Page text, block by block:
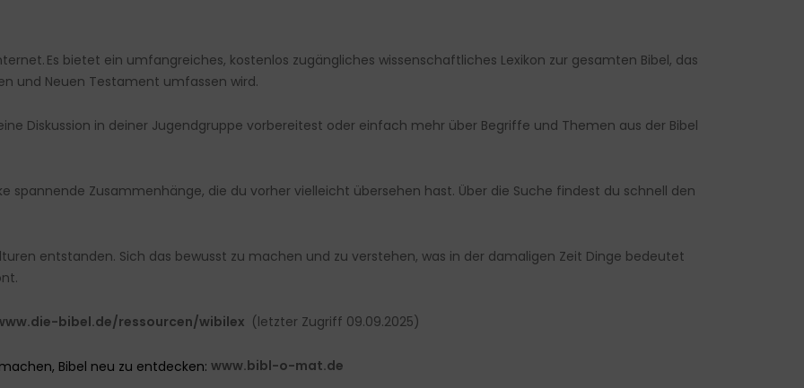
Es bietet ein umfangreiches, kostenlos zugängliches wissenschaftliches Lexikon zur gesamten Bibel, das
und Neuen Testament umfassen wird.
Diskussion in deiner Jugendgruppe vorbereitest oder einfach mehr über Begriffe und Themen aus der Bibel
Zusammenhänge, die du vorher vielleicht übersehen hast. Über die Suche findest du schnell den
entstanden. Sich das bewusst zu machen und zu verstehen, was in der damaligen Zeit Dinge bedeutet
bibel.de/ressourcen/wibilex (letzter Zugriff 09.09.2025)
Bibel neu zu entdecken: www.bibl-o-mat.de